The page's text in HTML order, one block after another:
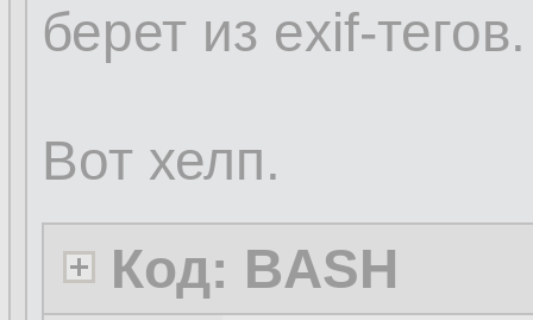
берет из exif-тегов.
Вот хелп.
Код: BASH